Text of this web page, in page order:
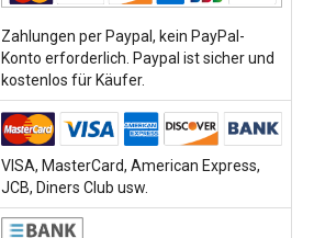
Zahlungen per Paypal, kein PayPal-
Konto erforderlich. Paypal ist sicher und
kostenlos für Käufer.
VISA, MasterCard, American Express,
JCB, Diners Club usw.